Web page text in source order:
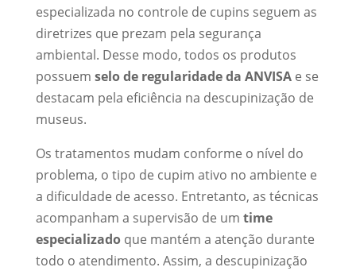
especializada no controle de cupins seguem as
diretrizes que prezam pela segurança
ambiental. Desse modo, todos os produtos
possuem selo de regularidade da ANVISAe se
destacam pela eficiência na descupinização de
museus.
Os tratamentos mudam conforme o nível do
problema, o tipo de cupim ativo no ambiente e
a dificuldade de acesso. Entretanto, as técnicas
acompanham a supervisão de um time
especializadoque mantém a atenção durante
todo o atendimento. Assim, a descupinização